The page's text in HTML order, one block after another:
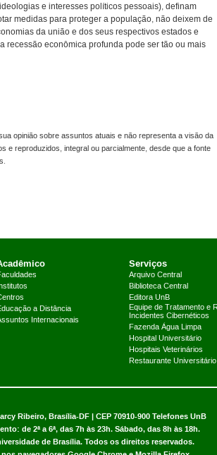
e interesses políticos pessoais), definam
medidas para proteger a população, não deixem de
da união e dos seus respectivos estados e
recessão econômica profunda pode ser tão ou mais
opinião sobre assuntos atuais e não representa a visão da
e reproduzidos, integral ou parcialmente, desde que a fonte
a Distância
Internacionais
Serviços
Arquivo Central
Biblioteca Central
Editora UnB
Equipe de Tratamento e
Incidentes Cibernéticos
Fazenda Água Limpa
Hospital Universitário
Hospitais Veterinários
Restaurante Universitário
Ribeiro,Brasília-DF | CEP 70910-900 Telefones UnB
de 2ª a 6ª, das 7h às 23h. Sábado, das 8h às 18h.
de Brasília. Todos os direitos reservados.